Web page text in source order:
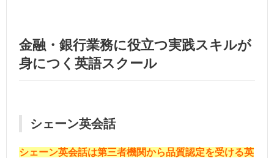
金融・銀行業務に役立つ実践スキルが
身につく英語スクール
シェーン英会話
シェーン英会話は第三者機関から品質認定を受ける英